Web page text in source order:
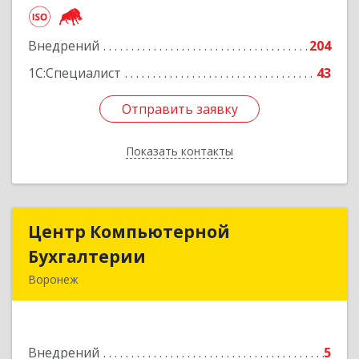
Внедрений
204
1С:Специалист
43
Отправить заявку
Показать контакты
Подробнее
Отправить заявку
Назад
Центр Компьютерной
Бухгалтерии
Воронеж
Внедрений
5
Центр Компьютерной
Подробнее